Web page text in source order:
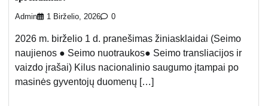
Admin 1 Birželio, 2026 0
2026 m. birželio 1 d. pranešimas žiniasklaidai (Seimo
naujienos ● Seimo nuotraukos● Seimo transliacijos ir
vaizdo įrašai) Kilus nacionalinio saugumo įtampai po
masinės gyventojų duomenų […]